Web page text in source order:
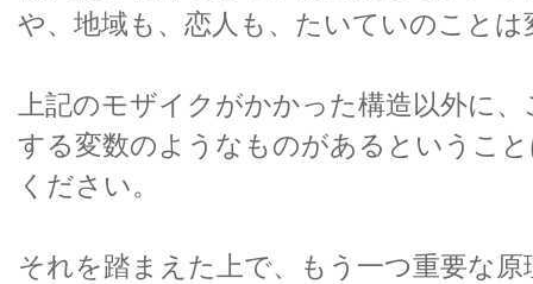
や、地域も、恋人も、たいていのことは
上記のモザイクがかかった構造以外に
する変数のようなものがあるというこ
ください。
それを踏まえた上で、もう一つ重要な